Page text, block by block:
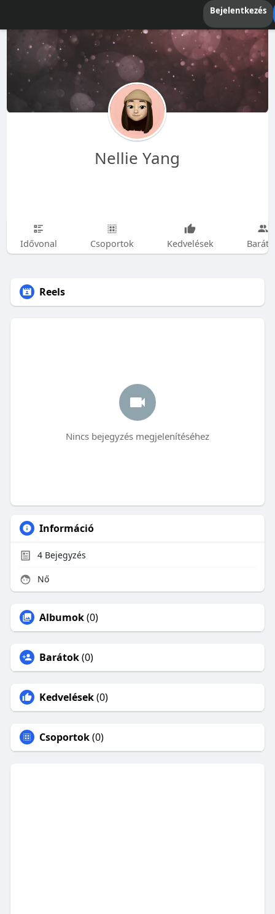
Bejelentkezés
Nellie Yang
Idővonal Csoportok Kedvelések
Reels
Nincs bejegyzés megjelenítéséhez
Információ
4Bejegyzés
Nő
Albumok(0)
Barátok(0)
Kedvelések(0)
Csoportok(0)